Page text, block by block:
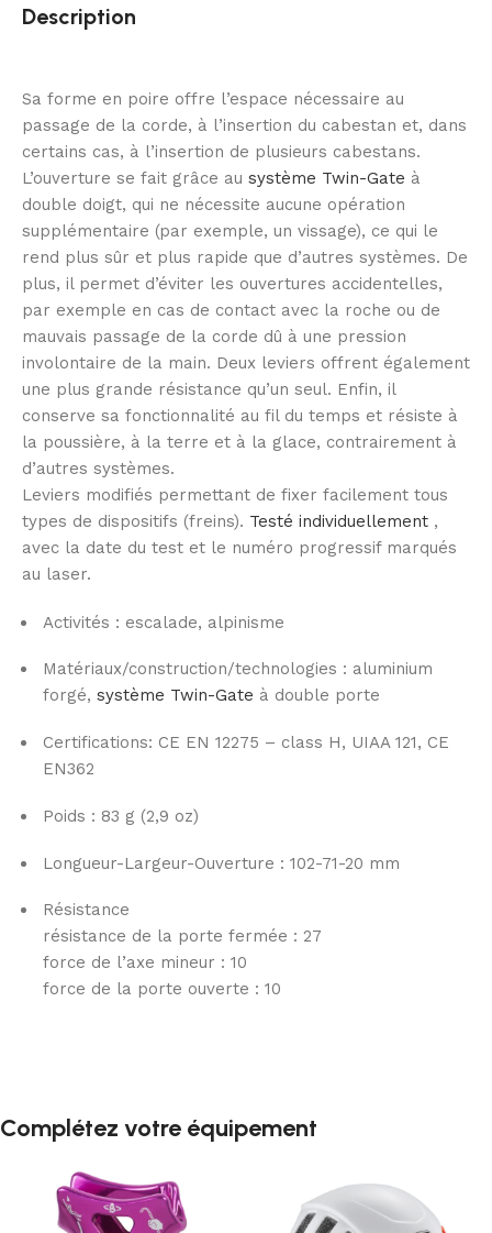
Description
Sa forme en poire offre l’espace nécessaire au
passage de la corde, à l’insertion du cabestan et, dans
certains cas, à l’insertion de plusieurs cabestans.
L’ouverture se fait grâce au système Twin-Gate à
double doigt, qui ne nécessite aucune opération
supplémentaire (par exemple, un vissage), ce qui le
rend plus sûr et plus rapide que d’autres systèmes. De
plus, il permet d’éviter les ouvertures accidentelles,
par exemple en cas de contact avec la roche ou de
mauvais passage de la corde dû à une pression
involontaire de la main. Deux leviers offrent également
une plus grande résistance qu’un seul. Enfin, il
conserve sa fonctionnalité au fil du temps et résiste à
la poussière, à la terre et à la glace, contrairement à
d’autres systèmes.
Leviers modifiés permettant de fixer facilement tous
types de dispositifs (freins). Testé individuellement ,
avec la date du test et le numéro progressif marqués
au laser.
Activités : escalade, alpinisme
Matériaux/construction/technologies : aluminium
forgé, système Twin-Gate à double porte
Certifications: CE EN 12275 – class H, UIAA 121, CE
EN362
Poids : 83 g (2,9 oz)
Longueur-Largeur-Ouverture : 102-71-20 mm
Résistance
résistance de la porte fermée : 27
force de l’axe mineur : 10
force de la porte ouverte : 10
Complétez votre équipement